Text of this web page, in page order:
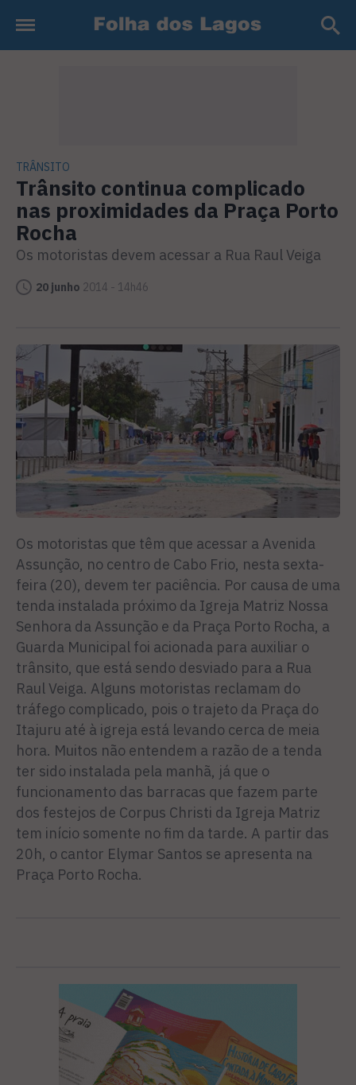
TRÂNSITO
Trânsito continua complicado
nas proximidades da Praça Porto
Rocha
Os motoristas devem acessar a Rua Raul Veiga
20 junho 2014 - 14h46
Os motoristas que têm que acessar a Avenida
Assunção, no centro de Cabo Frio, nesta sexta-
feira (20), devem ter paciência. Por causa de uma
tenda instalada próximo da Igreja Matriz Nossa
Senhora da Assunção e da Praça Porto Rocha, a
Guarda Municipal foi acionada para auxiliar o
trânsito, que está sendo desviado para a Rua
Raul Veiga. Alguns motoristas reclamam do
tráfego complicado, pois o trajeto da Praça do
Itajuru até à igreja está levando cerca de meia
hora. Muitos não entendem a razão de a tenda
ter sido instalada pela manhã, já que o
funcionamento das barracas que fazem parte
dos festejos de Corpus Christi da Igreja Matriz
tem início somente no fim da tarde. A partir das
20h, o cantor Elymar Santos se apresenta na
Praça Porto Rocha.